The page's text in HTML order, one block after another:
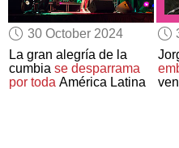
30 October 2024
La gran alegría de la
cumbiase desparrama
por toda América Latina